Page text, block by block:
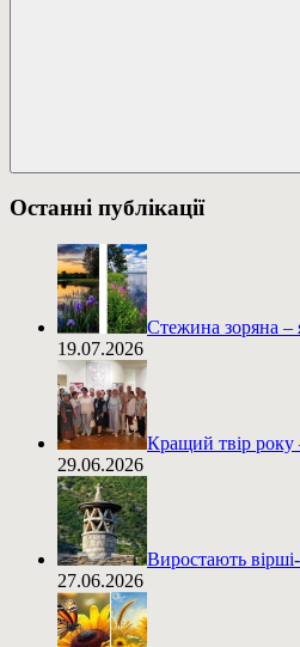
Пошук
Останні публікації
Стежина зоряна –
19.07.2026
Кращий твір року
29.06.2026
Виростають
27.06.2026